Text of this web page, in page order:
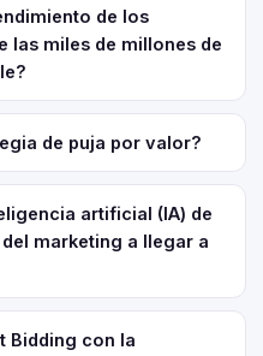
de los
las miles de millones de
de puja por valor?
artificial (IA) de
marketing a llegar a
Bidding con la